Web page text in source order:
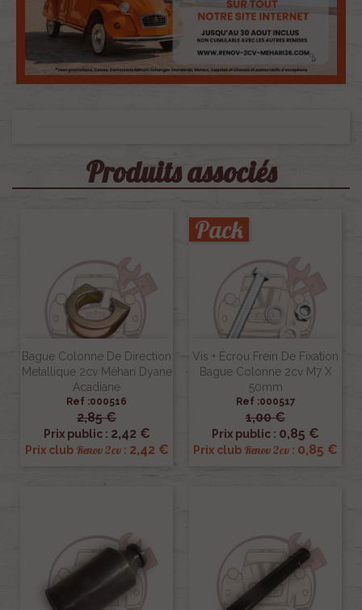
Produits associés
Bague Colonne De Direction
Metallique 2cv Méhari Dyane
Acadiane
Ref :000516
2,85 €
Prix public : 2,42 €
Prix club Renov 2cv: 2,42 €
Vis + Écrou Frein De Fixation
Bague Colonne 2cv M7 X
50mm
Ref :000517
1,00 €
Prix public : 0,85 €
Prix club Renov 2cv : 0,85 €
Pack